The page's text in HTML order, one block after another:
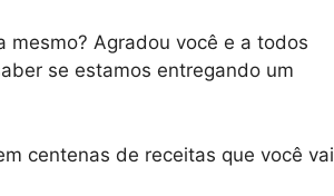
mesmo? Agradou você e a todos
se estamos entregando um
centenas de receitas que você vai